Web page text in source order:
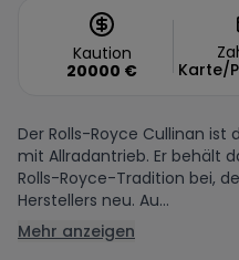
Kaution
20000 €
Karte/
Der Rolls-Royce Cullinan ist
mit Allradantrieb. Er behält
Rolls-Royce-Tradition bei,
Herstellers neu. Au...
Mehr anzeigen